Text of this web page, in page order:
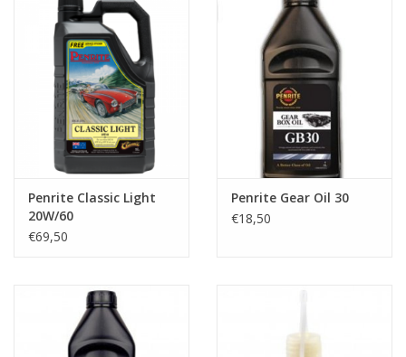
Penrite Classic Light
20W/60
€69,50
Penrite Gear Oil 30
€18,50